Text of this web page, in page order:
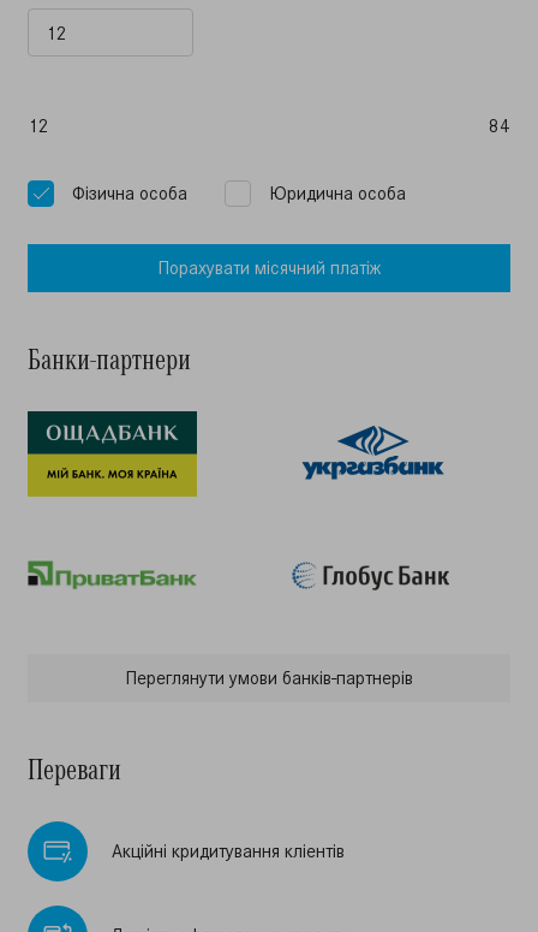
12 84
Фiзична особа Юридична особа
Порахувати мiсячний платiж
Банки-партнери
Переглянути умови банкiв-партнерiв
Переваги
Акцiйнi кридитування клiентiв